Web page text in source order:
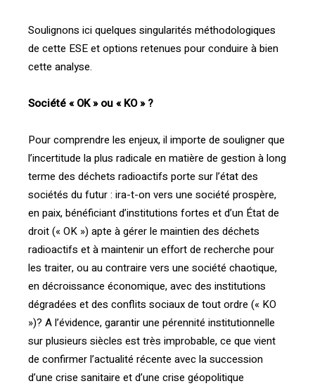
Soulignons ici quelques singularités méthodologiques
de cette ESE et options retenues pour conduire à bien
cette analyse.
Société « OK » ou « KO » ?
Pour comprendre les enjeux, il importe de souligner que
l’incertitude la plus radicale en matière de gestion à long
terme des déchets radioactifs porte sur l’état des
sociétés du futur : ira-t-on vers une société prospère,
en paix, bénéficiant d’institutions fortes et d’un État de
droit (« OK ») apte à gérer le maintien des déchets
radioactifs et à maintenir un effort de recherche pour
les traiter, ou au contraire vers une société chaotique,
en décroissance économique, avec des institutions
dégradées et des conflits sociaux de tout ordre (« KO
»)? A l’évidence, garantir une pérennité institutionnelle
sur plusieurs siècles est très improbable, ce que vient
de confirmer l’actualité récente avec la succession
d’une crise sanitaire et d’une crise géopolitique